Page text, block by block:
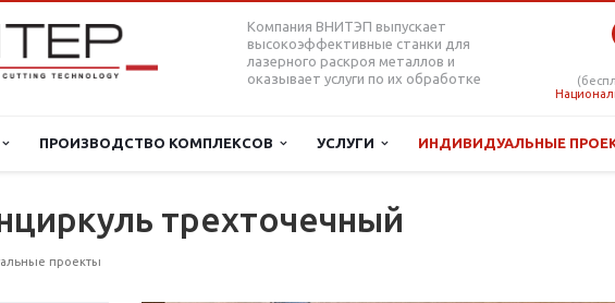
Компания ВНИТЭП выпускает
высокоэффективные станки для
лазерного раскроя металлов и
оказывает услуги по их обработке
ПРОИЗВОДСТВО КОМПЛЕКСОВ УСЛУГИ ИНДИВИДУАЛЬНЫЕ
трехточечный
проекты